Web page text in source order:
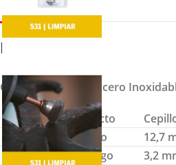
DETALLES
Cepillo Dremel de Acero
Nombre del producto
Diámetro de trabajo
12,7
Diámetro del vástago
3,2